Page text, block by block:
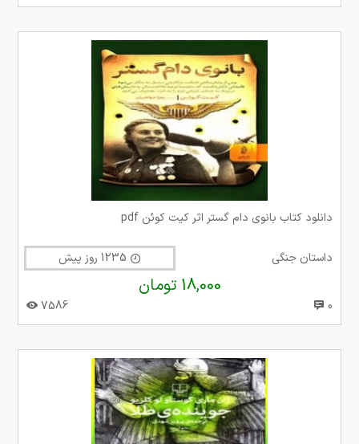
دانلود کتاب بانوی دام گستر اثر کیت کوئن pdf
داستان جنگی
18,000 تومان
0
7586